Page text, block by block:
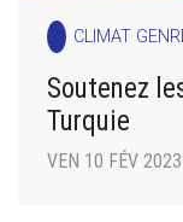
CLIMAT
Soutenez
Turquie
VEN 10 FÉV 2023